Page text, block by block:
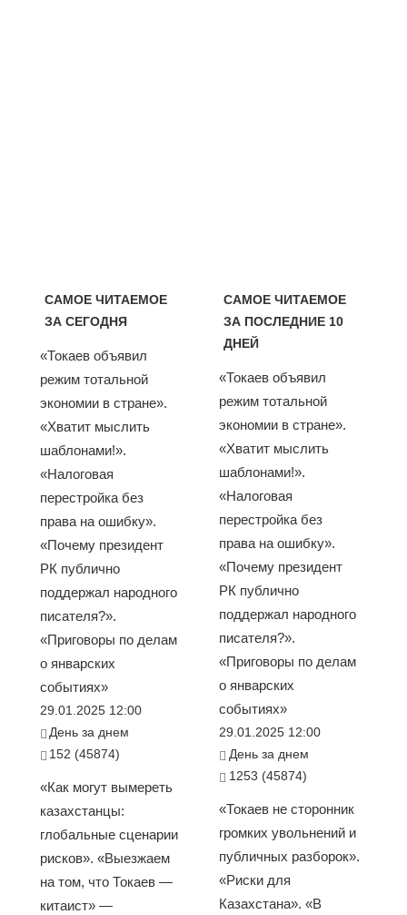
САМОЕ ЧИТАЕМОЕ
ЗА СЕГОДНЯ
«Токаев объявил
режим тотальной
экономии в стране».
«Хватит мыслить
шаблонами!».
«Налоговая
перестройка без
права на ошибку».
«Почему президент
РК публично
поддержал народного
писателя?».
«Приговоры по делам
о январских
событиях»
29.01.2025 12:00
День за днем
152 (45874)
«Как могут вымереть
казахстанцы:
глобальные сценарии
рисков». «Выезжаем
на том, что Токаев —
китаист» —
САМОЕ ЧИТАЕМОЕ
ЗА ПОСЛЕДНИЕ 10
ДНЕЙ
«Токаев объявил
режим тотальной
экономии в стране».
«Хватит мыслить
шаблонами!».
«Налоговая
перестройка без
права на ошибку».
«Почему президент
РК публично
поддержал народного
писателя?».
«Приговоры по делам
о январских
событиях»
29.01.2025 12:00
День за днем
1253 (45874)
«Токаев не сторонник
громких увольнений и
публичных разборок».
«Риски для
Казахстана». «В